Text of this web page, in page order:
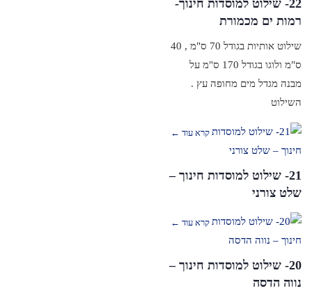
22- שילוט למוסדות חינוך-
רמות ים מכמורת
שילוט אותיות בגודל 70 ס"מ , 40
ס"מ ולוגו בגודל 170 ס"מ על
מבנה מגדל מים מחופה עץ .
השילוט
קרא עוד ←
21- שילוט למוסדות חינוך –
שלט צורני
קרא עוד ←
20- שילוט למוסדות חינוך –
נווה הדסה